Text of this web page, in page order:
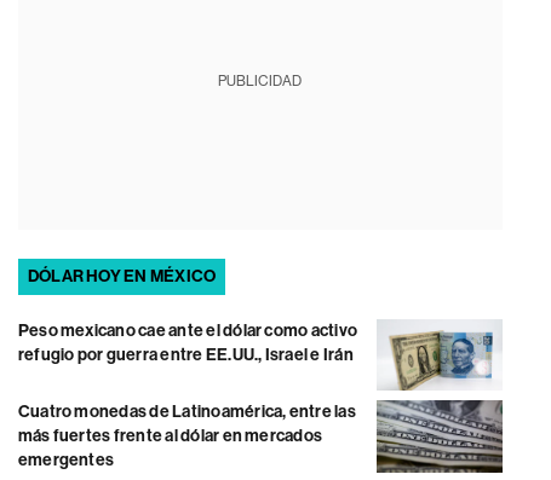
PUBLICIDAD
DÓLAR HOY EN MÉXICO
Peso mexicano cae ante el dólar como activo
refugio por guerra entre EE.UU., Israel e Irán
Cuatro monedas de Latinoamérica, entre las
más fuertes frente al dólar en mercados
emergentes